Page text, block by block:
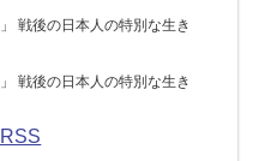
戦後の日本人の特別な生き
戦後の日本人の特別な生き